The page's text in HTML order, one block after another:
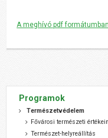
A meghívó pdf
Programok
Természetvédelem
Fővárosi természeti
Természet-helyreállítás